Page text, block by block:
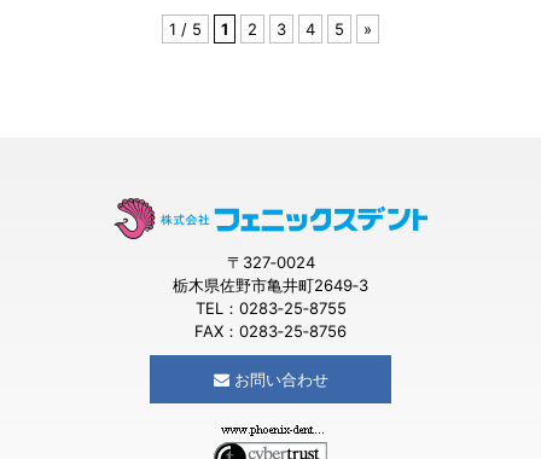
1 / 5 1 2 3 4 5 »
〒327‐0024
栃木県佐野市亀井町2649‐3
TEL：0283‐25‐8755
FAX：0283‐25‐8756
お問い合わせ